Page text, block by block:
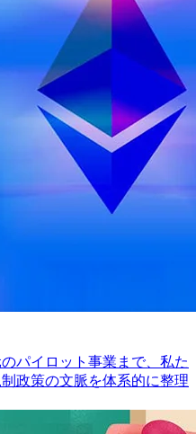
パイロット事業まで、私た
政策の文脈を体系的に整理